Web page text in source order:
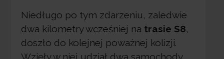
Niedługo po tym zdarzeniu, zaledwie
dwa kilometry wcześniej na trasie S8,
doszło do kolejnej poważnej kolizji.
Wzięły w niej udział dwa samochody